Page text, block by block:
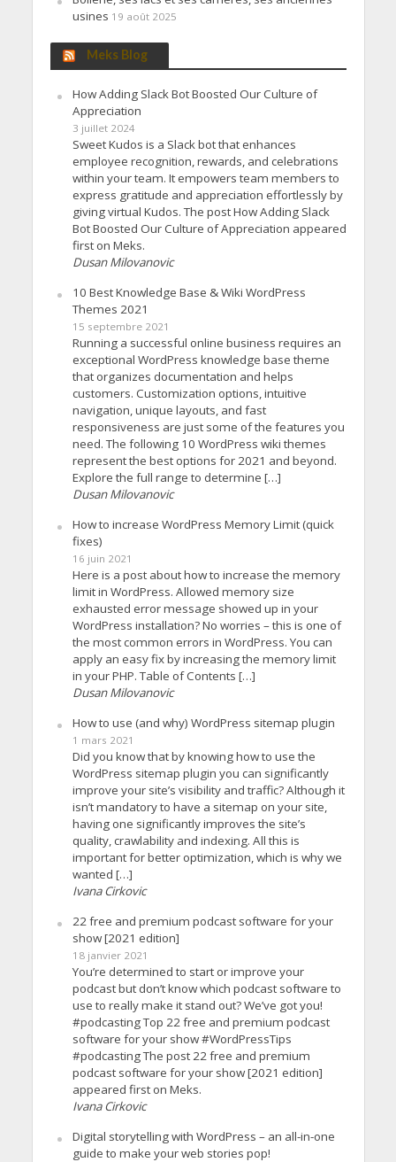
usines 19 août 2025
Meks Blog
How Adding Slack Bot Boosted Our Culture of
Appreciation
3 juillet 2024
Sweet Kudos is a Slack bot that enhances
employee recognition, rewards, and celebrations
within your team. It empowers team members to
express gratitude and appreciation effortlessly by
giving virtual Kudos. The post How Adding Slack
Bot Boosted Our Culture of Appreciation appeared
first on Meks.
Dusan Milovanovic
10 Best Knowledge Base & Wiki WordPress
Themes 2021
15 septembre 2021
Running a successful online business requires an
exceptional WordPress knowledge base theme
that organizes documentation and helps
customers. Customization options, intuitive
navigation, unique layouts, and fast
responsiveness are just some of the features you
need. The following 10 WordPress wiki themes
represent the best options for 2021 and beyond.
Explore the full range to determine […]
Dusan Milovanovic
How to increase WordPress Memory Limit (quick
fixes)
16 juin 2021
Here is a post about how to increase the memory
limit in WordPress. Allowed memory size
exhausted error message showed up in your
WordPress installation? No worries – this is one of
the most common errors in WordPress. You can
apply an easy fix by increasing the memory limit
in your PHP. Table of Contents […]
Dusan Milovanovic
How to use (and why) WordPress sitemap plugin
1 mars 2021
Did you know that by knowing how to use the
WordPress sitemap plugin you can significantly
improve your site’s visibility and traffic? Although it
isn’t mandatory to have a sitemap on your site,
having one significantly improves the site’s
quality, crawlability and indexing. All this is
important for better optimization, which is why we
wanted […]
Ivana Cirkovic
22 free and premium podcast software for your
show [2021 edition]
18 janvier 2021
You’re determined to start or improve your
podcast but don’t know which podcast software to
use to really make it stand out? We’ve got you!
#podcasting Top 22 free and premium podcast
software for your show #WordPressTips
#podcasting The post 22 free and premium
podcast software for your show [2021 edition]
appeared first on Meks.
Ivana Cirkovic
Digital storytelling with WordPress – an all-in-one
guide to make your web stories pop!